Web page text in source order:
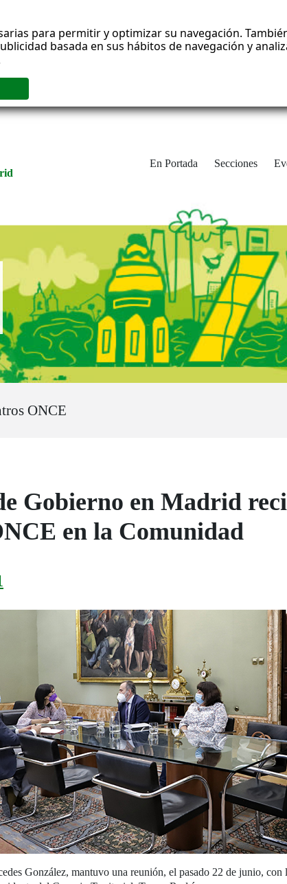
para permitir y optimizar su navegación.
basada en sus hábitos de navegación y
En Portada Secciones
ONCE
Gobierno en Madrid
en la Comunidad
González, mantuvo una reunión, el pasado 22 de junio,